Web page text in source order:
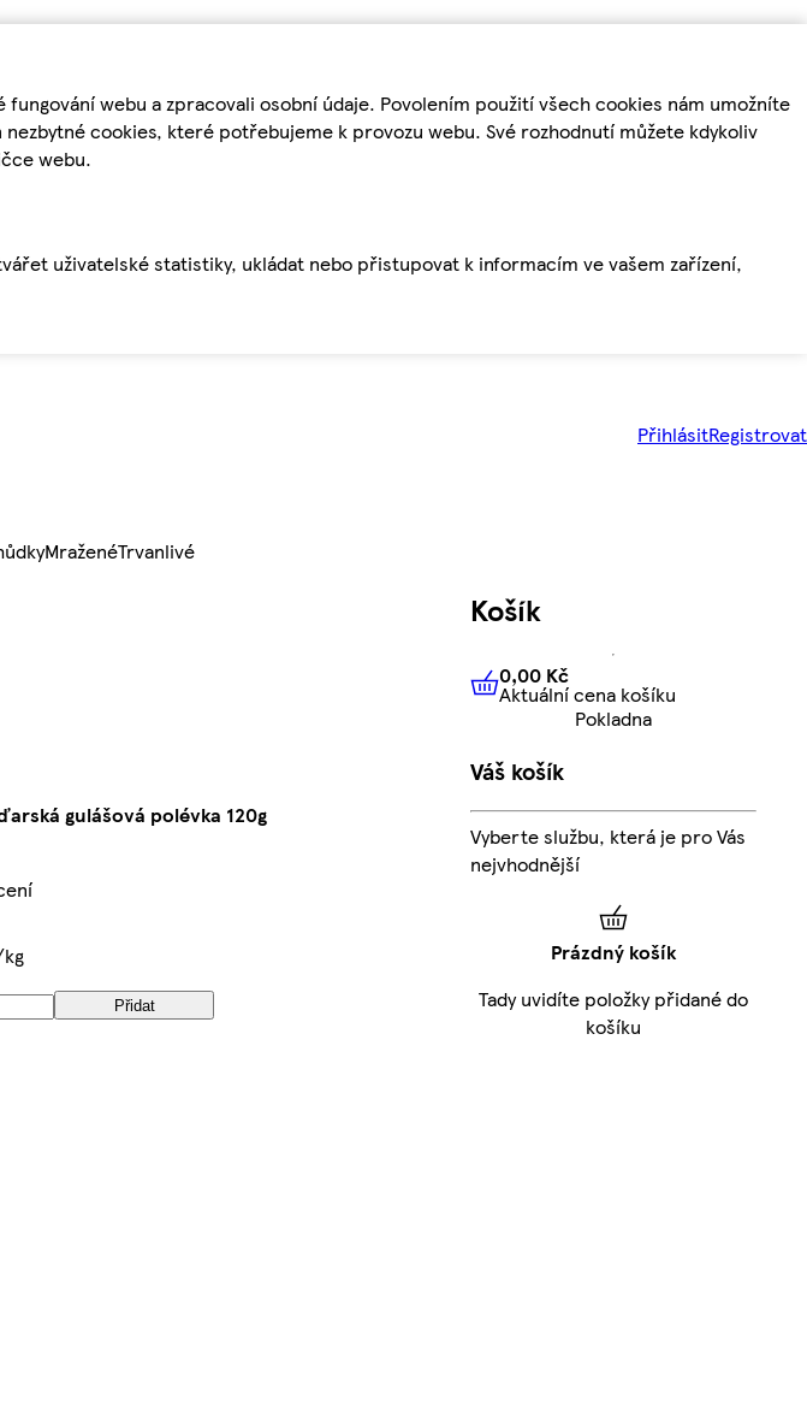
webu a zpracovali osobní údaje. Povolením použití všech cookies nám umožníte
cookies, které potřebujeme k provozu webu. Své rozhodnutí můžete kdykoliv
webu.
uživatelské statistiky, ukládat nebo přistupovat k informacím ve vašem zařízení,
PřihlásitRegistrovat
MraženéTrvanlivé
gulášová polévka 120g
Přidat
Košík
0,00 KčAktuální cena košíku
0,00 Kč
Aktuální cena košíku
Pokladna
Váš košík
Vyberte službu, která je pro Vás
nejvhodnější
Prázdný košík
Tady uvidíte položky přidané do
košíku